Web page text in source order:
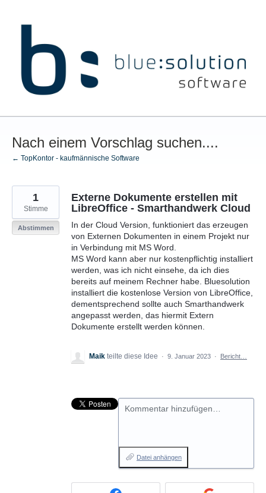
Nach einem Vorschlag suchen....
← TopKontor - kaufmännische Software
Externe Dokumente erstellen mit
LibreOffice - Smarthandwerk Cloud
In der Cloud Version, funktioniert das erzeugen
von Externen Dokumenten in einem Projekt nur
in Verbindung mit MS Word.
MS Word kann aber nur kostenpflichtig installiert
werden, was ich nicht einsehe, da ich dies
bereits auf meinem Rechner habe. Bluesolution
installiert die kostenlose Version von LibreOffice,
dementsprechend sollte auch Smarthandwerk
angepasst werden, das hiermit Extern
Dokumente erstellt werden können.
1
Stimme
Abstimmen
Maik teilte diese Idee · 9. Januar 2023 · Bericht…
Kommentar hinzufügen…
Datei anhängen